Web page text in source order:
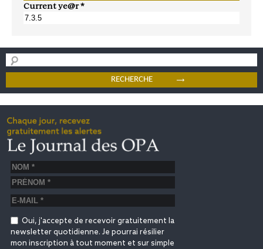
Current ye@r*
Oui, j'accepte de recevoir gratuitement la
newsletter quotidienne. Je pourrai résilier
mon inscription à tout moment et sur simple